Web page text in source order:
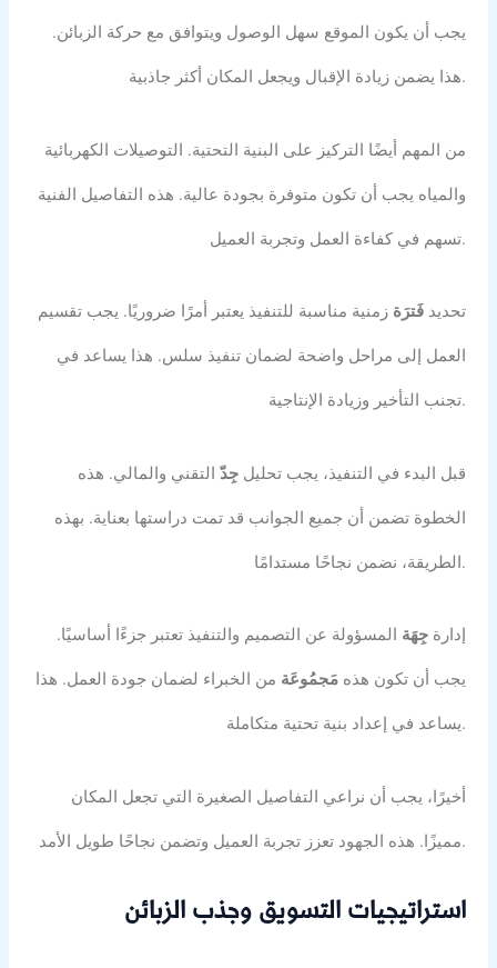
يجب أن يكون الموقع سهل الوصول ويتوافق مع حركة الزبائن.
هذا يضمن زيادة الإقبال ويجعل المكان أكثر جاذبية.
من المهم أيضًا التركيز على البنية التحتية. التوصيلات الكهربائية
والمياه يجب أن تكون متوفرة بجودة عالية. هذه التفاصيل الفنية
تسهم في كفاءة العمل وتجربة العميل.
تحديد فَترَة زمنية مناسبة للتنفيذ يعتبر أمرًا ضروريًا. يجب تقسيم
العمل إلى مراحل واضحة لضمان تنفيذ سلس. هذا يساعد في
تجنب التأخير وزيادة الإنتاجية.
قبل البدء في التنفيذ، يجب تحليل جِدّالتقني والمالي. هذه
الخطوة تضمن أن جميع الجوانب قد تمت دراستها بعناية. بهذه
الطريقة، نضمن نجاحًا مستدامًا.
إدارة جِهَة المسؤولة عن التصميم والتنفيذ تعتبر جزءًا أساسيًا.
يجب أن تكون هذه مَجمُوعَة من الخبراء لضمان جودة العمل. هذا
يساعد في إعداد بنية تحتية متكاملة.
أخيرًا، يجب أن نراعي التفاصيل الصغيرة التي تجعل المكان
مميزًا. هذه الجهود تعزز تجربة العميل وتضمن نجاحًا طويل الأمد.
استراتيجيات التسويق وجذب الزبائن